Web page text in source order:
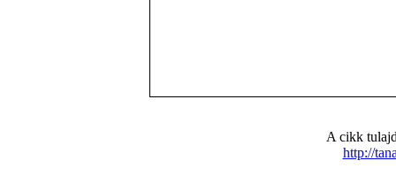
A cikk
http://